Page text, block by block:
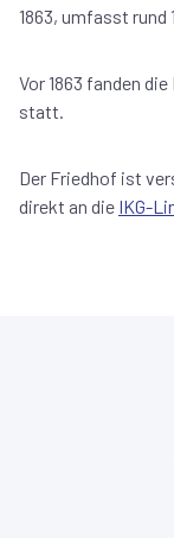
1863, umfasst rund
Vor 1863 fanden
statt.
Der Friedhof ist
direkt an die IKG-